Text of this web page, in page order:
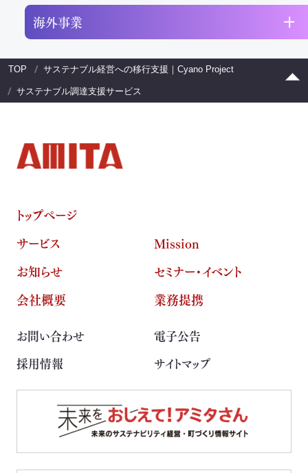
海外事業
TOP サステナブル経営への移行支援｜Cyano Project
サステナブル調達支援サービス
トップページ
サービス
Mission
お知らせ
セミナー・イベント
会社概要
業務提携
お問い合わせ
電子公告
採用情報
サイトマップ